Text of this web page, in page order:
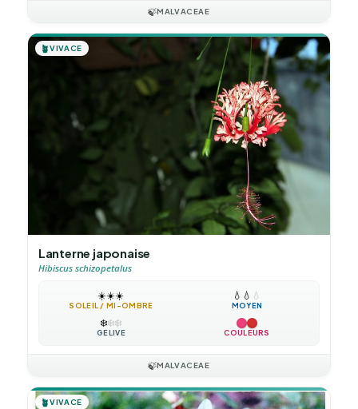
🍃MALVACEAE
🪴VIVACE
Lanterne japonaise
Hibiscus schizopetalus
☀️☀️☀️
SOLEIL / MI-OMBRE
💧 💧 💧
MOYEN
❄️❄️❄️
GÉLIVE COULEURS
🍃MALVACEAE
🪴VIVACE